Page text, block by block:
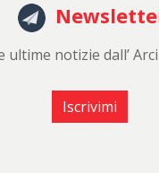
ultime notizie dall’
Iscrivimi